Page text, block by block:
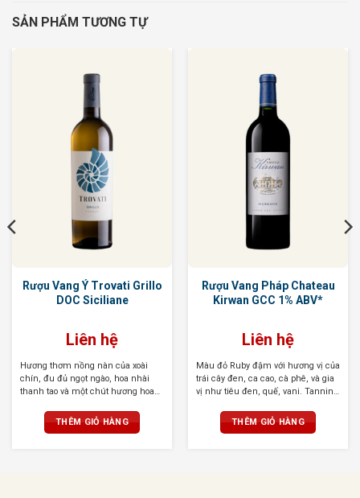
SẢN PHẨM TƯƠNG TỰ
Rượu Vang Ý Trovati Grillo
DOC Siciliane
Liên hệ
Hương thơm nồng nàn của xoài
chín, đu đủ ngọt ngào, hoa nhài
thanh tao và một chút hương hoa
THÊM GIỎ HÀNG
Rượu Vang Pháp Chateau
Kirwan GCC 1% ABV*
Liên hệ
Màu đỏ Ruby đậm với hương vị của
trái cây đen, ca cao, cà phê, và gia
vị như tiêu đen, quế, vani. Tannin
kéo dài và phức hợp
THÊM GIỎ HÀNG